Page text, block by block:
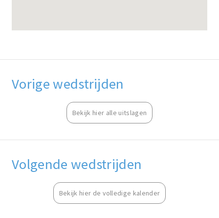
Vorige wedstrijden
Bekijk hier alle uitslagen
Volgende wedstrijden
Bekijk hier de volledige kalender